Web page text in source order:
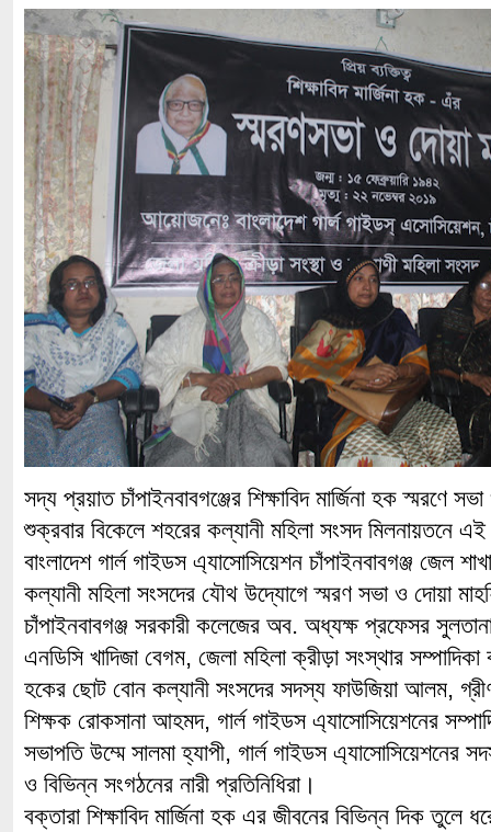
সদ্য প্রয়াত চাঁপাইনবাবগঞ্জের শিক্ষাবিদ মার্জিনা হক স্মরণে
শুক্রবার বিকেলে শহরের কল্যানী মহিলা সংসদ মিলনায়তনে
বাংলাদেশ গার্ল গাইডস এ্যাসোসিয়েশন চাঁপাইনবাবগঞ্জ জেল
কল্যানী মহিলা সংসদের যৌথ উদ্যোগে স্মরণ সভা ও দোয়া
চাঁপাইনবাবগঞ্জ সরকারী কলেজের অব. অধ্যক্ষ প্রফেসর
এনডিসি খাদিজা বেগম, জেলা মহিলা ক্রীড়া সংস্থার সম্পাদিকা
হকের ছোট বোন কল্যানী সংসদের সদস্য ফাউজিয়া আলম,
শিক্ষক রোকসানা আহমদ, গার্ল গাইডস এ্যাসোসিয়েশনের
সভাপতি উম্মে সালমা হ্যাপী, গার্ল গাইডস
ও বিভিন্ন সংগঠনের নারী প্রতিনিধিরা।
বক্তারা শিক্ষাবিদ মার্জিনা হক এর জীবনের বিভিন্ন দিক